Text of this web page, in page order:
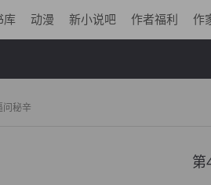
库 动漫 新小说吧 作者福利 作
问秘辛
第